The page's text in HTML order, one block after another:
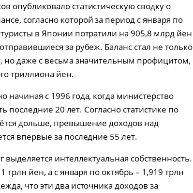
опубликовало статистическую сводку о
согласно которой за период с января по
в Японии потратили на 905,8 млрд йен
за рубеж. Баланс стал не только
но даже с весьма значительным профицитом,
триллиона йен.
начиная с 1996 года, когда министерство
последние 20 лет. Согласно статистике по
дольше, превышение доходов над
впервые за последние 55 лет.
выделяется интеллектуальная собственность.
трлн йен, а с января по октябрь – 1,919 трлн
что эти два источника доходов за